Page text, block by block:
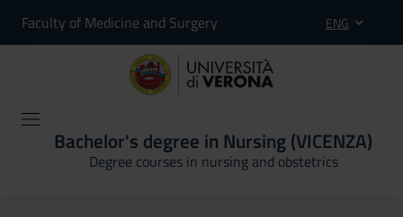
Faculty of Medicine and Surgery ENG
Bachelor's degree in Nursing (VICENZA)
Degree courses in nursing and obstetrics